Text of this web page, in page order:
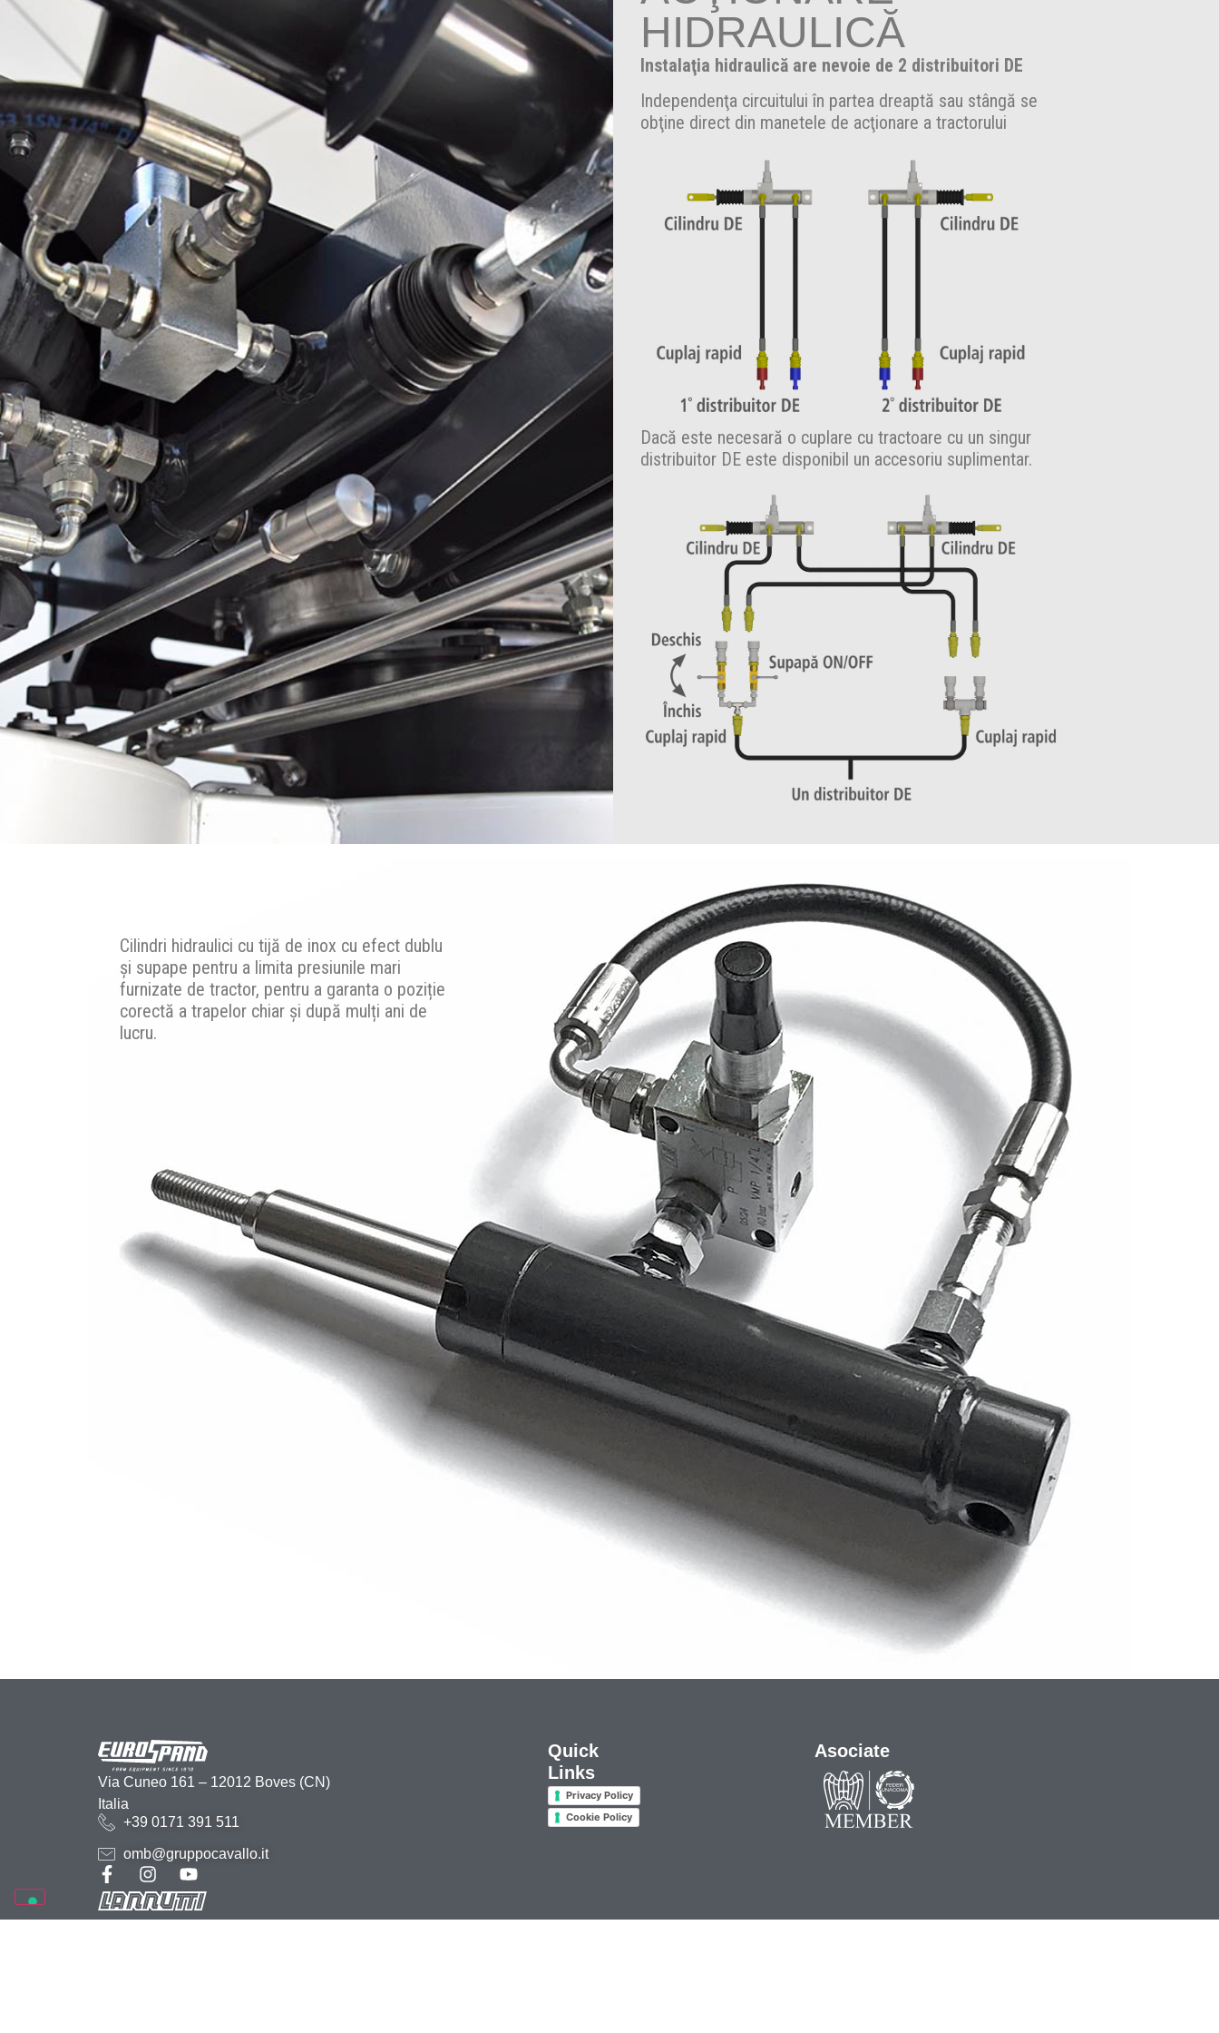
HIDRAULICĂ
Instalaţia hidraulică are nevoie de 2 distribuitori DE
Independenţa circuitului în partea dreaptă sau stângă se
obţine direct din manetele de acţionare a tractorului
Dacă este necesară o cuplare cu tractoare cu un singur
distribuitor DE este disponibil un accesoriu suplimentar.
Cilindri hidraulici cu tijă de inox cu efect dublu
şi supape pentru a limita presiunile mari
furnizate de tractor, pentru a garanta o poziție
corectă a trapelor chiar și după mulți ani de
lucru.
Via Cuneo 161 – 12012 Boves (CN)
Italia
+39 0171 391 511
omb@gruppocavallo.it
Quick
Links
Privacy Policy
Cookie Policy
Asociate